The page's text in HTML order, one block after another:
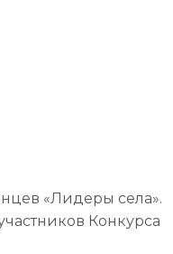
«Лидеры села».
Конкурса